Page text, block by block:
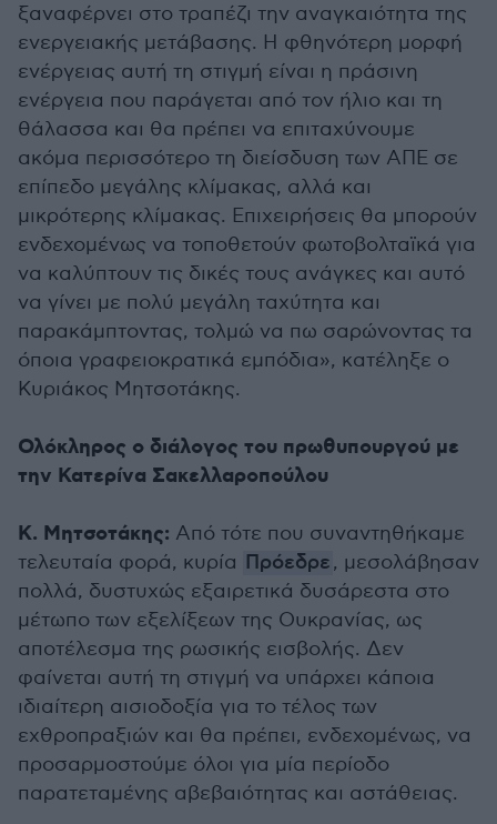
ξαναφέρνει στο τραπέζι την αναγκαιότητα της
ενεργειακής μετάβασης. Η φθηνότερη μορφή
ενέργειας αυτή τη στιγμή είναι η πράσινη
ενέργεια που παράγεται από τον ήλιο και τη
θάλασσα και θα πρέπει να επιταχύνουμε
ακόμα περισσότερο τη διείσδυση των ΑΠΕ σε
επίπεδο μεγάλης κλίμακας, αλλά και
μικρότερης κλίμακας. Επιχειρήσεις θα μπορούν
ενδεχομένως να τοποθετούν φωτοβολταϊκά για
να καλύπτουν τις δικές τους ανάγκες και αυτό
να γίνει με πολύ μεγάλη ταχύτητα και
παρακάμπτοντας, τολμώ να πω σαρώνοντας τα
όποια γραφειοκρατικά εμπόδια», κατέληξε ο
Κυριάκος Μητσοτάκης.
Ολόκληρος ο διάλογος του πρωθυπουργού με
την Κατερίνα Σακελλαροπούλου
Κ. Μητσοτάκης: Από τότε που συναντηθήκαμε
τελευταία φορά, κυρία Πρόεδρε, μεσολάβησαν
πολλά, δυστυχώς εξαιρετικά δυσάρεστα στο
μέτωπο των εξελίξεων της Ουκρανίας, ως
αποτέλεσμα της ρωσικής εισβολής. Δεν
φαίνεται αυτή τη στιγμή να υπάρχει κάποια
ιδιαίτερη αισιοδοξία για το τέλος των
εχθροπραξιών και θα πρέπει, ενδεχομένως, να
προσαρμοστούμε όλοι για μία περίοδο
παρατεταμένης αβεβαιότητας και αστάθειας.